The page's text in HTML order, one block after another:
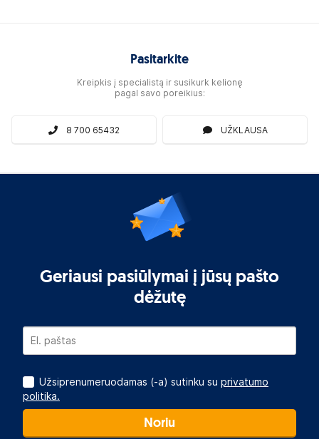
Pasitarkite
Kreipkis į specialistą ir susikurk kelionę
pagal savo poreikius:
8 700 65432 UŽKLAUSA
Geriausi pasiūlymai į jūsų pašto
dėžutę
Užsiprenumeruodamas (-a) sutinku su privatumo
politika.
Noriu